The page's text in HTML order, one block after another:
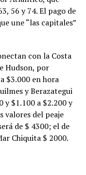
56 y 74. El pago de
une “las capitales”
con la Costa
Hudson, por
$3.000 en hora
y Berazategui
y $1.100 a $2.200 y
valores del peaje
de $ 4300; el de
Chiquita $ 2000.